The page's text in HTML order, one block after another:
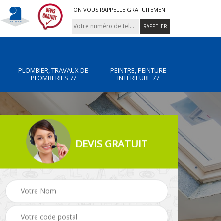
ON VOUS RAPPELLE GRATUITEMENT
PLOMBIER, TRAVAUX DE
PLOMBERIES 77
PEINTRE, PEINTURE
INTÉRIEURE 77
de Peintre, peinture
intérieure 77
Rénovation de maison
DEVIS GRATUIT